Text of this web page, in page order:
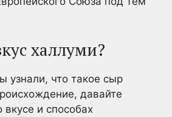
халлуми?
узнали, что такое сыр
давайте
вкусе и способах